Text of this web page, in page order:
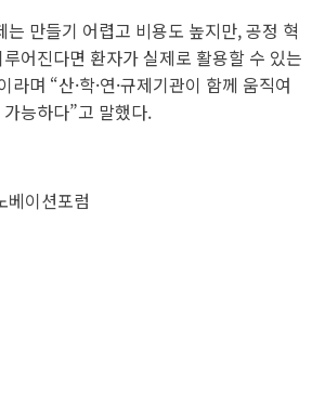
는 만들기 어렵고 비용도 높지만, 공정 혁
어진다면 환자가 실제로 활용할 수 있는
라며 “산·학·연·규제기관이 함께 움직여
능하다”고 말했다.
이션포럼